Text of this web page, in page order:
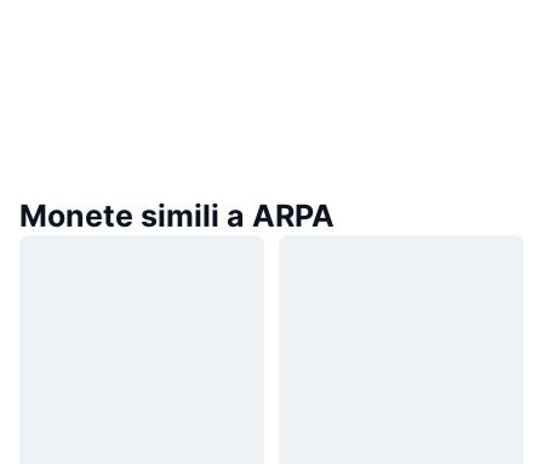
Monete simili a ARPA